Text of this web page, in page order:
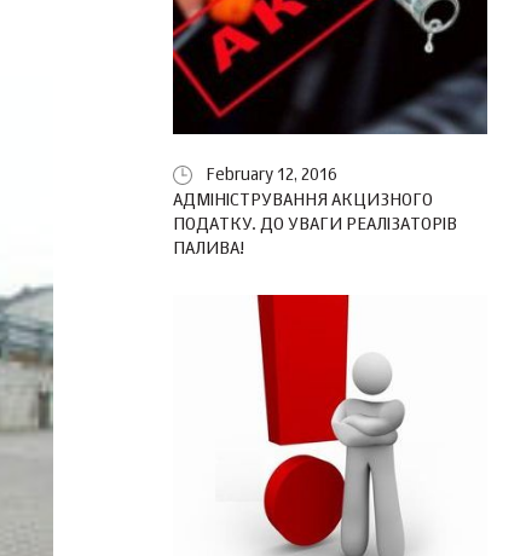
February 12, 2016
АДМІНІСТРУВАННЯ АКЦИЗНОГО
ПОДАТКУ. ДО УВАГИ РЕАЛІЗАТОРІВ
ПАЛИВА!